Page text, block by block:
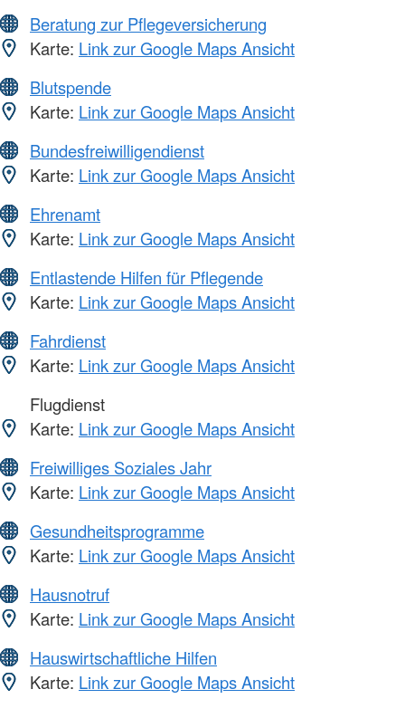
Beratung zur Pflegeversicherung
Karte: Link zur Google Maps Ansicht
Blutspende
Karte: Link zur Google Maps Ansicht
Bundesfreiwilligendienst
Karte: Link zur Google Maps Ansicht
Ehrenamt
Karte: Link zur Google Maps Ansicht
Entlastende Hilfen für Pflegende
Karte: Link zur Google Maps Ansicht
Fahrdienst
Karte: Link zur Google Maps Ansicht
Flugdienst
Karte: Link zur Google Maps Ansicht
Freiwilliges Soziales Jahr
Karte: Link zur Google Maps Ansicht
Gesundheitsprogramme
Karte: Link zur Google Maps Ansicht
Hausnotruf
Karte: Link zur Google Maps Ansicht
Hauswirtschaftliche Hilfen
Karte: Link zur Google Maps Ansicht